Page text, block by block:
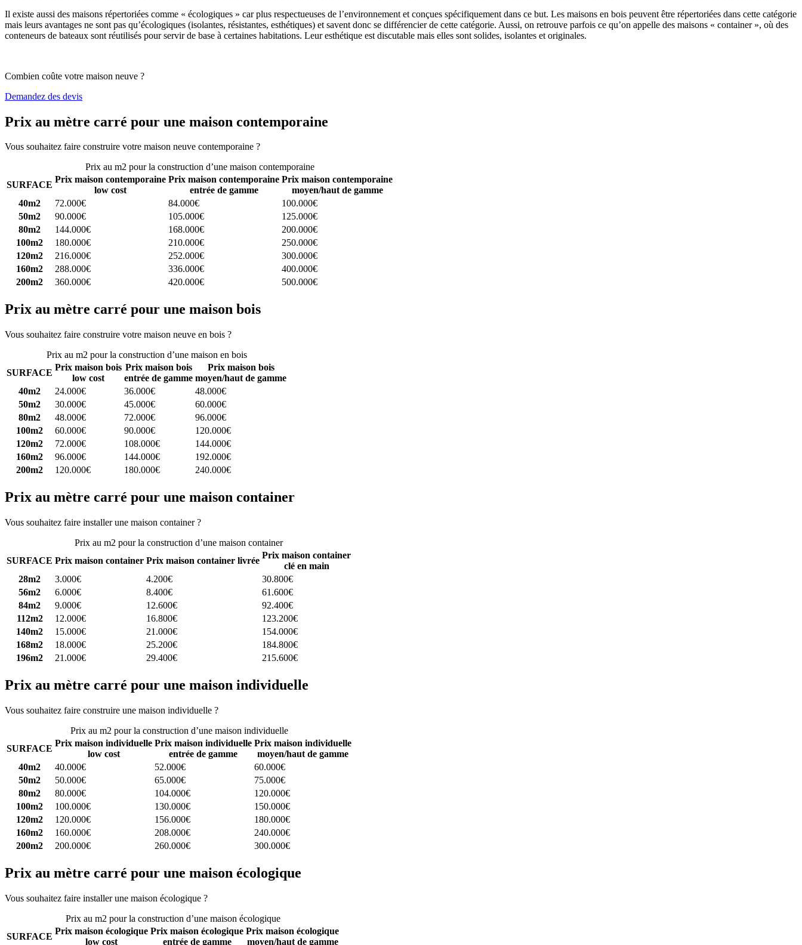
Il existe aussi des maisons répertoriées comme « écologiques » car plus respectueuses de l’environnement et conçues spécifiquement dans ce but. Les maisons en bois peuvent être répertoriées dans cette catégorie
mais leurs avantages ne sont pas qu’écologiques (isolantes, résistantes, esthétiques) et savent donc se différencier de cette catégorie. Aussi, on retrouve parfois ce qu’on appelle des maisons « container », où des
conteneurs de bateaux sont réutilisés pour servir de base à certaines habitations. Leur esthétique est discutable mais elles sont solides, isolantes et originales.
Combien coûte votre maison neuve ?
Demandez des devis
Prix au mètre carré pour une maison contemporaine
Vous souhaitez faire construire votre maison neuve contemporaine ?
Prix au m2 pour la construction d’une maison contemporaine
SURFACE
Prix maison contemporaine
low cost
Prix maison contemporaine
entrée de gamme
Prix maison contemporaine
moyen/haut de gamme
40m2
72.000€ 84.000€
100.000€
50m2
90.000€ 105.000€
125.000€
80m2
144.000€ 168.000€
200.000€
100m2
180.000€ 210.000€
250.000€
120m2
216.000€ 252.000€
300.000€
160m2
288.000€ 336.000€
400.000€
200m2
360.000€ 420.000€ 500.000€
Prix au mètre carré pour une maison bois
Vous souhaitez faire construire votre maison neuve en bois ?
Prix au m2 pour la construction d’une maison en bois
SURFACE
Prix maison bois
low cost
Prix maison bois
entrée de gamme
Prix maison bois
moyen/haut de gamme
40m2
24.000€ 36.000€
48.000€
50m2
30.000€ 45.000€
60.000€
80m2
48.000€ 72.000€
96.000€
100m2
60.000€ 90.000€
120.000€
120m2
72.000€ 108.000€
144.000€
160m2
96.000€ 144.000€
192.000€
200m2
120.000€ 180.000€ 240.000€
Prix au mètre carré pour une maison container
Vous souhaitez faire installer une maison container ?
Prix au m2 pour la construction d’une maison container
SURFACE Prix maison container Prix maison container livrée
Prix maison container
clé en main
28m2
3.000€ 4.200€
30.800€
56m2
6.000€ 8.400€
61.600€
84m2
9.000€ 12.600€
92.400€
112m2
12.000€ 16.800€
123.200€
140m2
15.000€ 21.000€
154.000€
168m2
18.000€ 25.200€
184.800€
196m2
21.000€ 29.400€ 215.600€
Prix au mètre carré pour une maison individuelle
Vous souhaitez faire construire une maison individuelle ?
Prix au m2 pour la construction d’une maison individuelle
SURFACE
Prix maison individuelle
low cost
Prix maison individuelle
entrée de gamme
Prix maison individuelle
moyen/haut de gamme
40m2
40.000€ 52.000€
60.000€
50m2
50.000€ 65.000€
75.000€
80m2
80.000€ 104.000€
120.000€
100m2
100.000€ 130.000€
150.000€
120m2
120.000€ 156.000€
180.000€
160m2
160.000€ 208.000€
240.000€
200m2
200.000€ 260.000€ 300.000€
Prix au mètre carré pour une maison écologique
Vous souhaitez faire installer une maison écologique ?
Prix au m2 pour la construction d’une maison écologique
SURFACE
Prix maison écologique
low cost
Prix maison écologique
entrée de gamme
Prix maison écologique
moyen/haut de gamme